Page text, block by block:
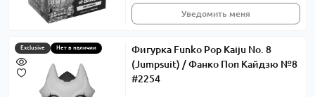
Уведомить меня
Exclusive Нет в наличии
Фигурка Funko Pop Kaiju No. 8
(Jumpsuit) / Фанко Поп Кайдзю №8
#2254